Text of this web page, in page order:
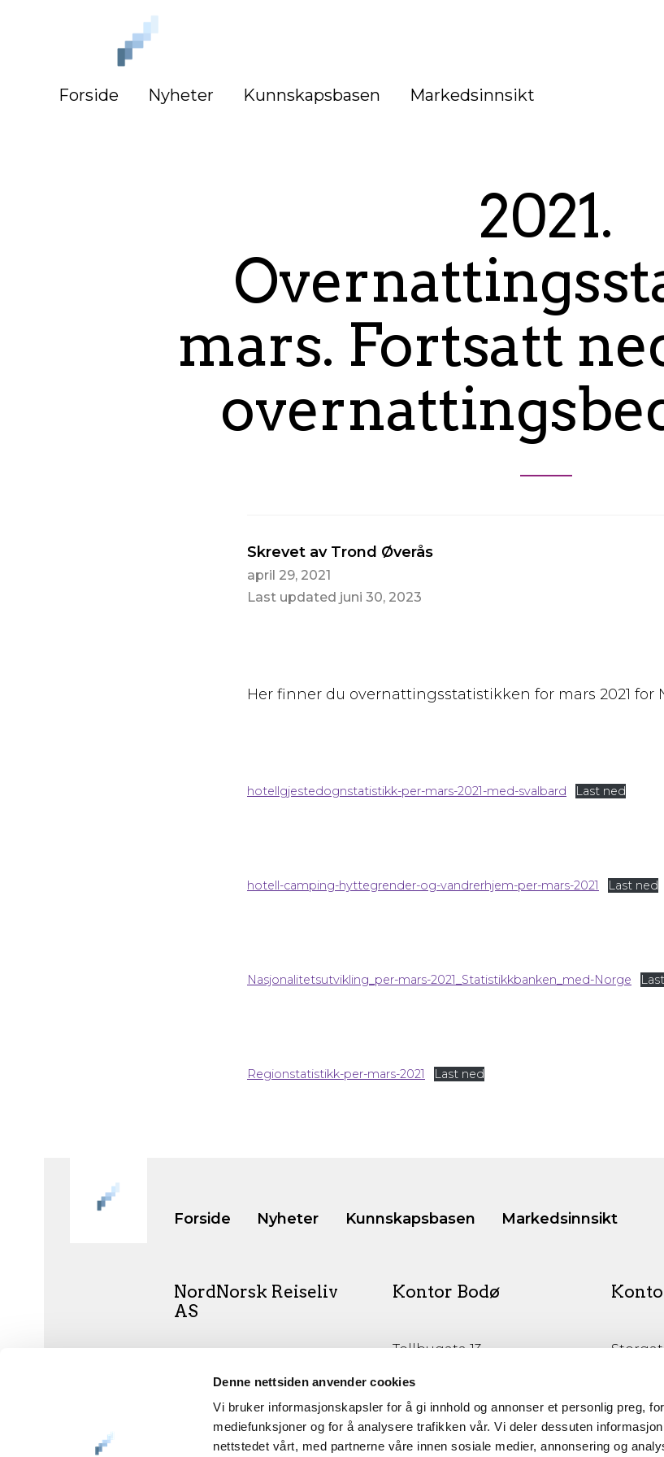
Denne nettsiden anvender cookies
Vi bruker informasjonskapsler for å gi innhold og annonser et personlig preg,
mediefunksjoner og for å analysere trafikken vår. Vi deler dessuten
nettstedet vårt, med partnerne våre innen sosiale medier, annonsering og
Nord
Norge
Forside Nyheter Kunnskapsbasen Markedsinnsikt
2021.
mars. Fortsatt
Skrevet av Trond Øverås
april 29, 2021
Last updated juni 30, 2023
Her finner du overnattingsstatistikken for mars 2021 for
hotellgjestedognstatistikk-per-mars-2021-med-svalbard Last ned
hotell-camping-hyttegrender-og-vandrerhjem-per-mars-2021 Last ned
Nasjonalitetsutvikling_per-mars-2021_Statistikkbanken_med-Norge
Regionstatistikk-per-mars-2021 Last ned
Forside Nyheter Kunnskapsbasen Markedsinnsikt
NordNorsk Reiseliv
AS
Kontor Bodø
Tollbugata 13,